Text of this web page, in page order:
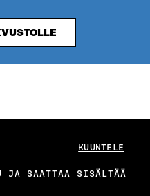
KUUNTELE
JA SAATTAA SISÄLTÄÄ